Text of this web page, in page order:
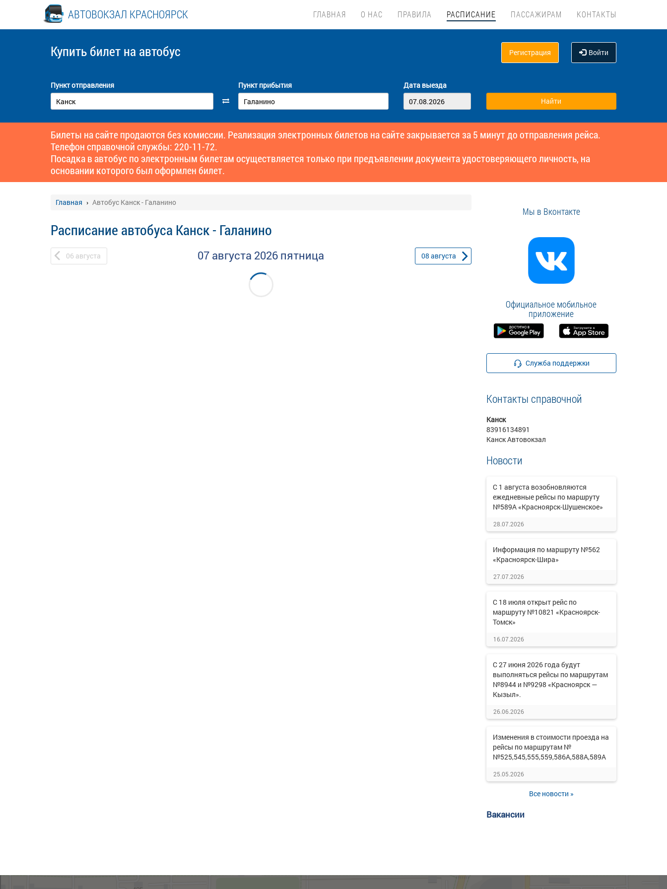
АВТОВОКЗАЛ КРАСНОЯРСК ГЛАВНАЯ О НАС ПРАВИЛА РАСПИСАНИЕ ПАССАЖИРАМ КОНТАКТЫ
Купить билет на автобус Регистрация Войти
Пункт отправления Пункт прибытия Дата выезда
Билеты на сайте продаются без комиссии. Реализация электронных билетов на сайте закрывается за 5 минут до отправления рейса.
Телефон справочной службы: 220-11-72.
Посадка в автобус по электронным билетам осуществляется только при предъявлении документа удостоверяющего личность, на
основании которого был оформлен билет.
Главная Автобус Канск - Галанино
Расписание автобуса Канск - Галанино
06 августа 07 августа 2026 пятница 08 августа
Мы в Вконтакте
Официальное мобильное
приложение
Служба поддержки
Контакты справочной
Канск
83916134891
Канск Автовокзал
Новости
С 1 августа возобновляются
ежедневные рейсы по маршруту
№589А «Красноярск-Шушенское»
28.07.2026
Информация по маршруту №562
«Красноярск-Шира»
27.07.2026
С 18 июля открыт рейс по
маршруту №10821 «Красноярск-
Томск»
16.07.2026
С 27 июня 2026 года будут
выполняться рейсы по маршрутам
№8944 и №9298 «Красноярск —
Кызыл».
26.06.2026
Изменения в стоимости проезда на
рейсы по маршрутам №
№525,545,555,559,586А,588А,589А
25.05.2026
Все новости »
Вакансии